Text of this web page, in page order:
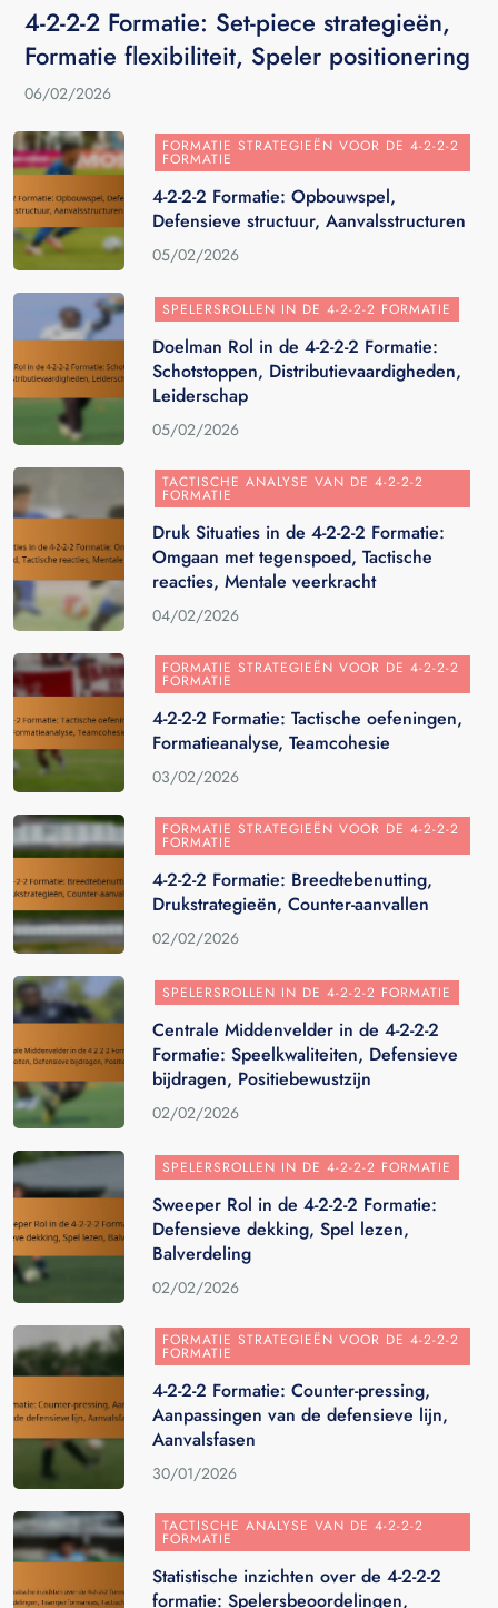
4-2-2-2 Formatie: Set-piece strategieën,
Formatie flexibiliteit, Speler positionering
06/02/2026
FORMATIE STRATEGIEËN VOOR DE 4-2-2-2
FORMATIE
4-2-2-2 Formatie: Opbouwspel,
Defensieve structuur, Aanvalsstructuren
05/02/2026
SPELERSROLLEN IN DE 4-2-2-2 FORMATIE
Doelman Rol in de 4-2-2-2 Formatie:
Schotstoppen, Distributievaardigheden,
Leiderschap
05/02/2026
TACTISCHE ANALYSE VAN DE 4-2-2-2
FORMATIE
Druk Situaties in de 4-2-2-2 Formatie:
Omgaan met tegenspoed, Tactische
reacties, Mentale veerkracht
04/02/2026
FORMATIE STRATEGIEËN VOOR DE 4-2-2-2
FORMATIE
4-2-2-2 Formatie: Tactische oefeningen,
Formatieanalyse, Teamcohesie
03/02/2026
FORMATIE STRATEGIEËN VOOR DE 4-2-2-2
FORMATIE
4-2-2-2 Formatie: Breedtebenutting,
Drukstrategieën, Counter-aanvallen
02/02/2026
SPELERSROLLEN IN DE 4-2-2-2 FORMATIE
Centrale Middenvelder in de 4-2-2-2
Formatie: Speelkwaliteiten, Defensieve
bijdragen, Positiebewustzijn
02/02/2026
SPELERSROLLEN IN DE 4-2-2-2 FORMATIE
Sweeper Rol in de 4-2-2-2 Formatie:
Defensieve dekking, Spel lezen,
Balverdeling
02/02/2026
FORMATIE STRATEGIEËN VOOR DE 4-2-2-2
FORMATIE
4-2-2-2 Formatie: Counter-pressing,
Aanpassingen van de defensieve lijn,
Aanvalsfasen
30/01/2026
TACTISCHE ANALYSE VAN DE 4-2-2-2
FORMATIE
Statistische inzichten over de 4-2-2-2
formatie: Spelersbeoordelingen,